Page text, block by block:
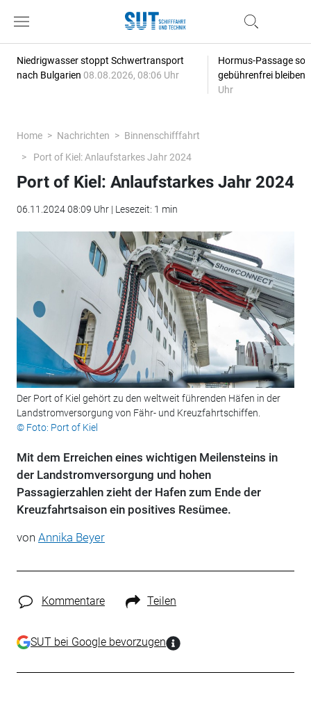
Niedrigwasser stoppt Schwertransport
nach Bulgarien 08.08.2026, 08:06 Uhr
Hormus-Passage
gebührenfrei bleiben
Uhr
Home Nachrichten
Binnenschifffahrt
Port of Kiel: Anlaufstarkes Jahr 2024
Port of Kiel: Anlaufstarkes Jahr 2024
06.11.2024 08:09 Uhr | Lesezeit: 1 min
Der Port of Kiel gehört zu den weltweit führenden Häfen in der
Landstromversorgung von Fähr- und Kreuzfahrtschiffen.
© Foto: Port of Kiel
Mit dem Erreichen eines wichtigen Meilensteins in
der Landstromversorgung und hohen
Passagierzahlen zieht der Hafen zum Ende der
Kreuzfahrtsaison ein positives Resümee.
von Annika Beyer
Kommentare Teilen
SUT bei Google bevorzugen